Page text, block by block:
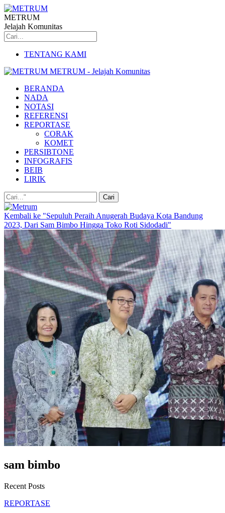
METRUM
Jelajah Komunitas
TENTANG KAMI
METRUM - Jelajah Komunitas
BERANDA
NADA
NOTASI
REFERENSI
REPORTASE
CORAK
KOMET
PERSIBTONE
INFOGRAFIS
BEIB
LIRIK
Kembali ke "Sepuluh Peraih Anugerah Budaya Kota Bandung
2023, Dari Sam Bimbo Hingga Toko Roti Sidodadi"
sam bimbo
Recent Posts
REPORTASE